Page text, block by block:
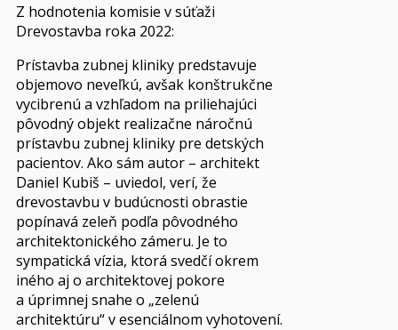
Z hodnotenia komisie v súťaži
Drevostavba roka 2022:
Prístavba zubnej kliniky predstavuje
objemovo neveľkú, avšak konštrukčne
vycibrenú a vzhľadom na priliehajúci
pôvodný objekt realizačne náročnú
prístavbu zubnej kliniky pre detských
pacientov. Ako sám autor – architekt
Daniel Kubiš – uviedol, verí, že
drevostavbu v budúcnosti obrastie
popínavá zeleň podľa pôvodného
architektonického zámeru. Je to
sympatická vízia, ktorá svedčí okrem
iného aj o architektovej pokore
a úprimnej snahe o „zelenú
architektúru“ v esenciálnom vyhotovení.